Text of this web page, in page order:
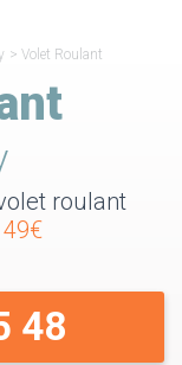
> Volet Roulant
roulant
48